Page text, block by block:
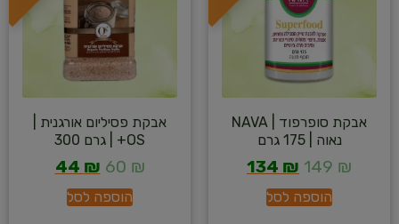
אבקת סופרפוד | NAVA
נאוה | 175 גרם
149 ₪
134 ₪
הוספה לסל
אבקת פסיליום אורגנית |
OS+ | גרם 300
60 ₪
44 ₪
הוספה לסל